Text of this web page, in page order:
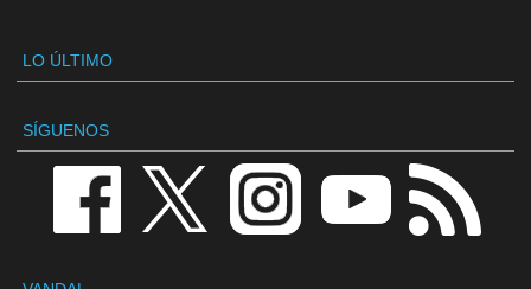
LO ÚLTIMO
SÍGUENOS